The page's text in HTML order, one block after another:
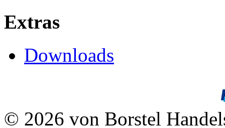
Extras
Downloads
© 2026 von Borstel